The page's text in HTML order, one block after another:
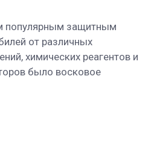
популярным защитным
от различных
химических реагентов и
было восковое